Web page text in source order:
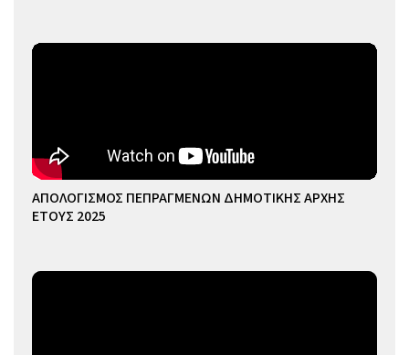
ΑΠΟΛΟΓΙΣΜΟΣ ΠΕΠΡΑΓΜΕΝΩΝ ΔΗΜΟΤΙΚΗΣ ΑΡΧΗΣ
ΕΤΟΥΣ 2025